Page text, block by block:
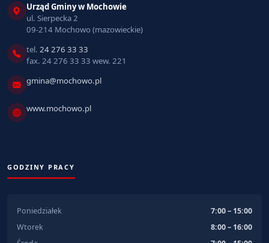
Urząd Gminy w Mochowie
ul. Sierpecka 2
09-214 Mochowo (mazowieckie)
tel. 24 276 33 33
fax. 24 276 33 33 wew. 221
gmina@mochowo.pl
www.mochowo.pl
GODZINY PRACY
Poniedziałek
7:00 – 15:00
Wtorek
8:00 – 16:00